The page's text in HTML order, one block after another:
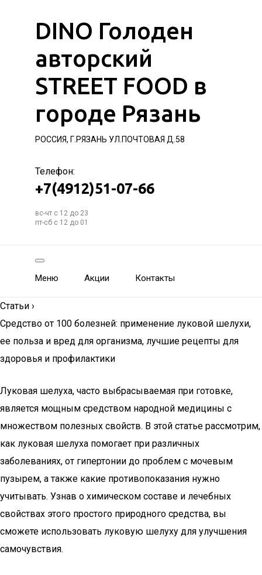
DINO Голоден
авторский
STREET FOOD в
городе Рязань
РОССИЯ, Г.РЯЗАНЬ УЛ.ПОЧТОВАЯ Д.58
Телефон:
+7(4912)51-07-66
вс-чт с 12 до 23
пт-сб с 12 до 01
Меню Акции Контакты
Статьи ›
Средство от 100 болезней: применение луковой шелухи,
ее польза и вред для организма, лучшие рецепты для
здоровья и профилактики
Луковая шелуха, часто выбрасываемая при готовке,
является мощным средством народной медицины с
множеством полезных свойств. В этой статье рассмотрим,
как луковая шелуха помогает при различных
заболеваниях, от гипертонии до проблем с мочевым
пузырем, а также какие противопоказания нужно
учитывать. Узнав о химическом составе и лечебных
свойствах этого простого природного средства, вы
сможете использовать луковую шелуху для улучшения
самочувствия.